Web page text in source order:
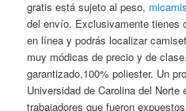
gratis está sujeto al peso,
del envío. Exclusivamente tienes
en línea y podrás localizar
muy módicas de precio y de
garantizado,100% poliester. Un
Universidad de Carolina del Norte
trabajadores que fueron